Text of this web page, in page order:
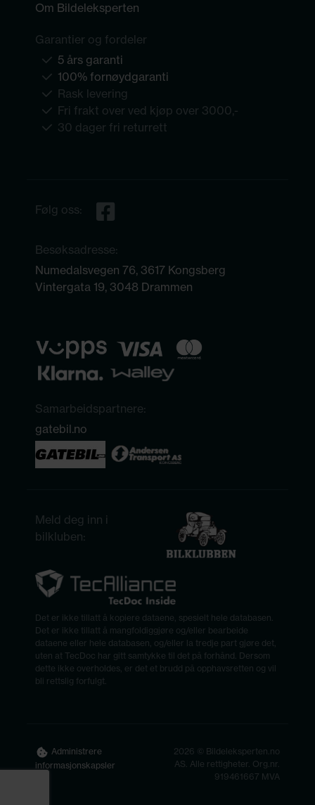
Om Bildeleksperten
Garantier og fordeler
5 års garanti
100% fornøydgaranti
Rask levering
Fri frakt over ved kjøp over 3000,-
30 dager fri returrett
Følg oss:
Besøksadresse:
Numedalsvegen 76, 3617 Kongsberg
Vintergata 19, 3048 Drammen
Samarbeidspartnere:
gatebil.no
Meld deg inn i
bilkluben:
Det er ikke tillatt å kopiere dataene, spesielt hele databasen.
Det er ikke tillatt å mangfoldiggjøre og/eller bearbeide
dataene eller hele databasen, og/eller la tredje part gjøre det,
uten at TecDoc har gitt samtykke til det på forhånd. Dersom
dette ikke overholdes, er det et brudd på opphavsretten og vil
bli rettslig forfulgt.
Administrere
informasjonskapsler
2026 © Bildeleksperten.no
AS. Alle rettigheter. Org.nr.
919461667 MVA